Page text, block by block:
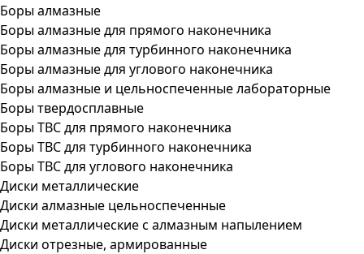
Боры алмазные
Боры алмазные для прямого наконечника
Боры алмазные для турбинного наконечника
Боры алмазные для углового наконечника
Боры алмазные и цельноспеченные лабораторные
Боры твердосплавные
Боры ТВС для прямого наконечника
Боры ТВС для турбинного наконечника
Боры ТВС для углового наконечника
Диски металлические
Диски алмазные цельноспеченные
Диски металлические с алмазным напылением
Диски отрезные, армированные